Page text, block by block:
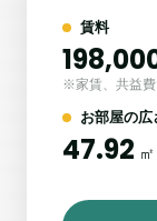
賃料
※家賃、共益費
お部屋の広
47.92 ㎡